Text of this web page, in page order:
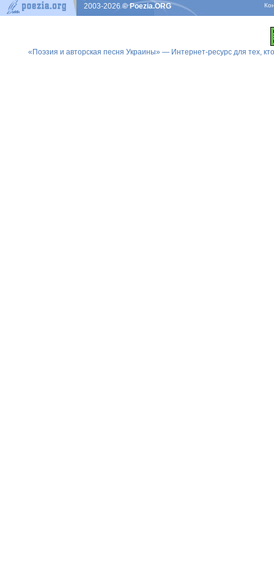
2003-2026© Poezia.ORG
«Поэзия и авторская песня Украины» — Интернет-ресурс для тех,